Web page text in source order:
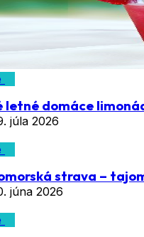
letné domáce
júla 2026
strava –
júna 2026